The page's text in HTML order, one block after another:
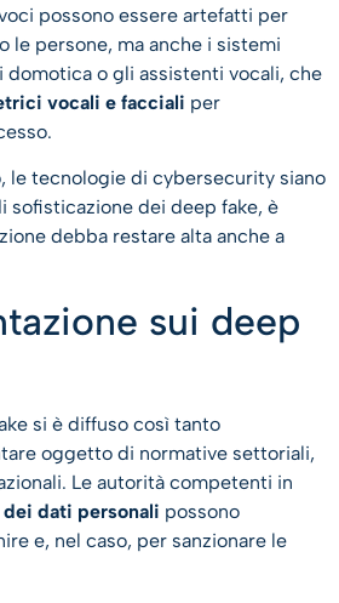
possono essere artefatti per
le persone, ma anche i sistemi
o gli assistenti vocali, che
vocali e facciali per
le tecnologie di cybersecurity siano
sofisticazione dei deep fake, è
debba restare alta anche a
sui deep
si è diffuso così tanto
oggetto di normative settoriali,
Le autorità competenti in
dati personali possono
e, nel caso, per sanzionare le